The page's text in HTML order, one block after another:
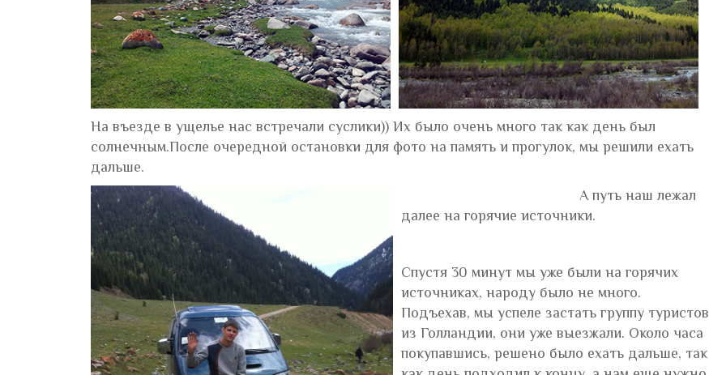
На въезде в ущелье нас встречали суслики)) Их было очень много так как день был
солнечным.После очередной остановки для фото на память и прогулок, мы решили ехать
дальше.
А путь наш лежал
далее на горячие источники.
Спустя 30 минут мы уже были на горячих
источниках, народу было не много.
Подъехав, мы успеле застать группу туристов
из Голландии, они уже выезжали. Около часа
покупавшись, решено было ехать дальше, так